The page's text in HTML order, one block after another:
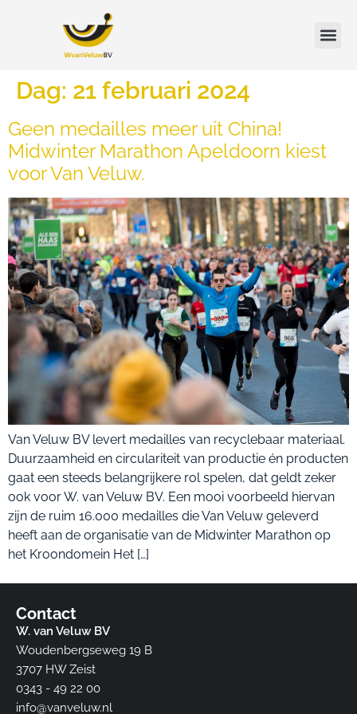
Dag: 21 februari 2024
Geen medailles meer uit China!
Midwinter Marathon Apeldoorn kiest
voor Van Veluw.
Van Veluw BV levert medailles van recyclebaar materiaal.
Duurzaamheid en circulariteit van productie én producten
gaat een steeds belangrijkere rol spelen, dat geldt zeker
ook voor W. van Veluw BV. Een mooi voorbeeld hiervan
zijn de ruim 16.000 medailles die Van Veluw geleverd
heeft aan de organisatie van de Midwinter Marathon op
het Kroondomein Het […]
Contact
W. van Veluw BV
Woudenbergseweg 19 B
3707 HW Zeist​
0343 - 49 22 00
info@vanveluw.nl